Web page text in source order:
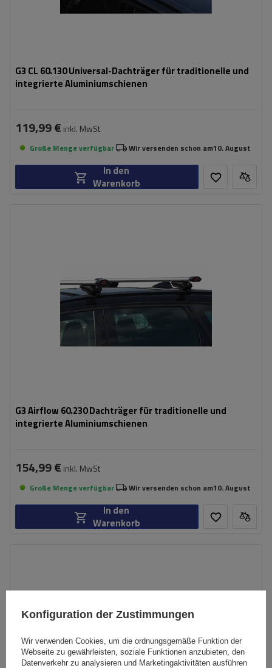
G3 CL 60.130 Universal-Dachträger für traditionelle und
integrierte Aluminiumschienen
119,99 € inkl. MwSt
Große Menge verfügbar Wir versenden schon am10. August
In den
Warenkorb
G3 Airflow 60.230 Dachträger für traditionelle und
integrierte Aluminiumschienen
154,99 € inkl. MwSt
Große Menge verfügbar Wir versenden schon am10. August
In den
Warenkorb
Konfiguration der Zustimmungen
Wir verwenden Cookies, um die ordnungsgemäße Funktion der
Webseite zu gewährleisten, soziale Funktionen anzubieten, den
Datenverkehr zu analysieren und Marketingaktivitäten ausführen